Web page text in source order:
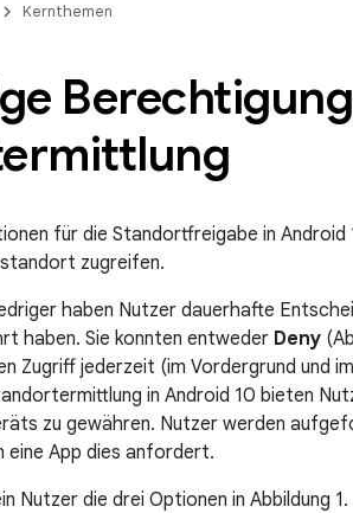
Kernthemen
für die Standortfreigabe in
zugreifen.
haben Nutzer dauerhafte
haben. Sie konnten entweder Deny
Zugriff jederzeit (im Vordergrund und
in Android 10 bieten
zu gewähren. Nutzer werden
eine App dies anfordert.
Nutzer die drei Optionen in Abbildung